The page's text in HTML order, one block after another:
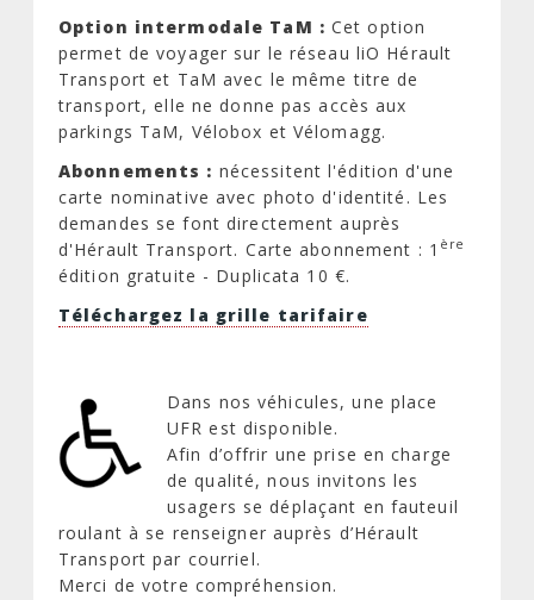
Option intermodale TaM : Cet option
permet de voyager sur le réseau liO Hérault
Transport et TaM avec le même titre de
transport, elle ne donne pas accès aux
parkings TaM, Vélobox et Vélomagg.
Abonnements : nécessitent l'édition d'une
carte nominative avec photo d'identité. Les
demandes se font directement auprès
d'Hérault Transport. Carte abonnement : 1 ère
édition gratuite - Duplicata 10 €.
Téléchargez la grille tarifaire
Dans nos véhicules, une place
UFR est disponible.
Afin d’offrir une prise en charge
de qualité, nous invitons les
usagers se déplaçant en fauteuil
roulant à se renseigner auprès d’Hérault
Transport par courriel.
Merci de votre compréhension.